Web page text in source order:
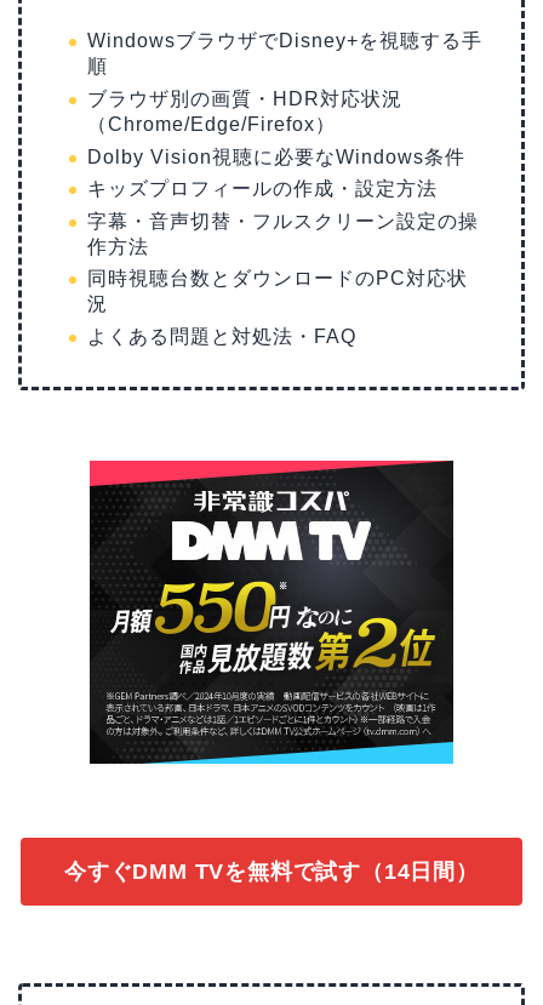
WindowsブラウザでDisney+を視聴する手
順
ブラウザ別の画質・HDR対応状況
（Chrome/Edge/Firefox）
Dolby Vision視聴に必要なWindows条件
キッズプロフィールの作成・設定方法
字幕・音声切替・フルスクリーン設定の操
作方法
同時視聴台数とダウンロードのPC対応状
況
よくある問題と対処法・FAQ
今すぐDMM TVを無料で試す（14日間）